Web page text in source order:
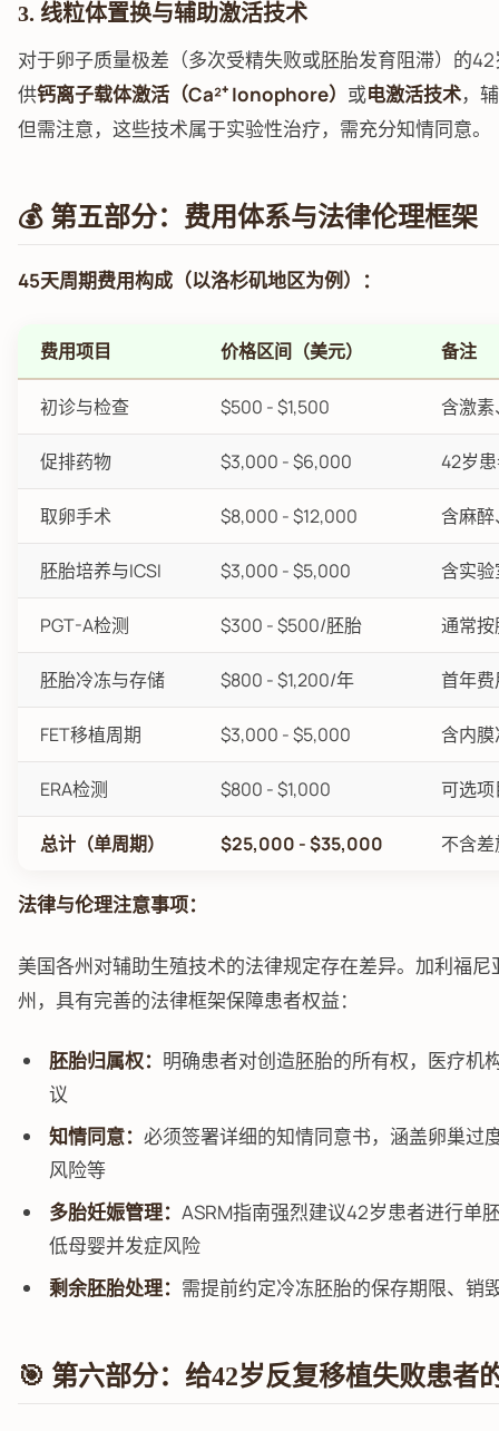
3. 线粒体置换与辅助激活技术
对于卵子质量极差（多次受精失败或胚胎发育阻滞）的
供钙离子载体激活（Ca²⁺ Ionophore） 或电激活技术，
但需注意，这些技术属于实验性治疗，需充分知情同意。
💰 第五部分：费用体系与法律伦理框架
45天周期费用构成（以洛杉矶地区为例）：
费用项目 价格区间（美元） 备注
初诊与检查 $500 - $1,500 含激
促排药物 $3,000 - $6,000 42岁
取卵手术 $8,000 - $12,000 含麻
胚胎培养与ICSI $3,000 - $5,000 含实
PGT-A检测 $300 - $500/胚胎 通常
胚胎冷冻与存储 $800 - $1,200/年 首年
FET移植周期 $3,000 - $5,000 含内
ERA检测 $800 - $1,000 可选
总计（单周期） $25,000 - $35,000 不含
法律与伦理注意事项：
美国各州对辅助生殖技术的法律规定存在差异。加利福
州，具有完善的法律框架保障患者权益：
胚胎归属权： 明确患者对创造胚胎的所有权，医疗机
议
知情同意： 必须签署详细的知情同意书，涵盖卵巢过
风险等
多胎妊娠管理： ASRM指南强烈建议42岁患者进行单
低母婴并发症风险
剩余胚胎处理： 需提前约定冷冻胚胎的保存期限、销
🎯 第六部分：给42岁反复移植失败患者